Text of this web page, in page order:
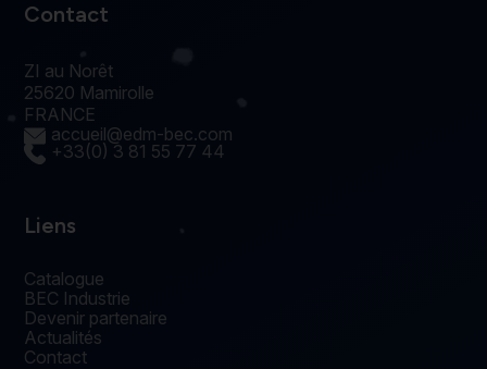
Contact
ZI au Norêt
25620 Mamirolle
FRANCE
accueil@edm-bec.com
+33(0) 3 81 55 77 44
Liens
Catalogue
BEC Industrie
Devenir partenaire
Actualités
Contact